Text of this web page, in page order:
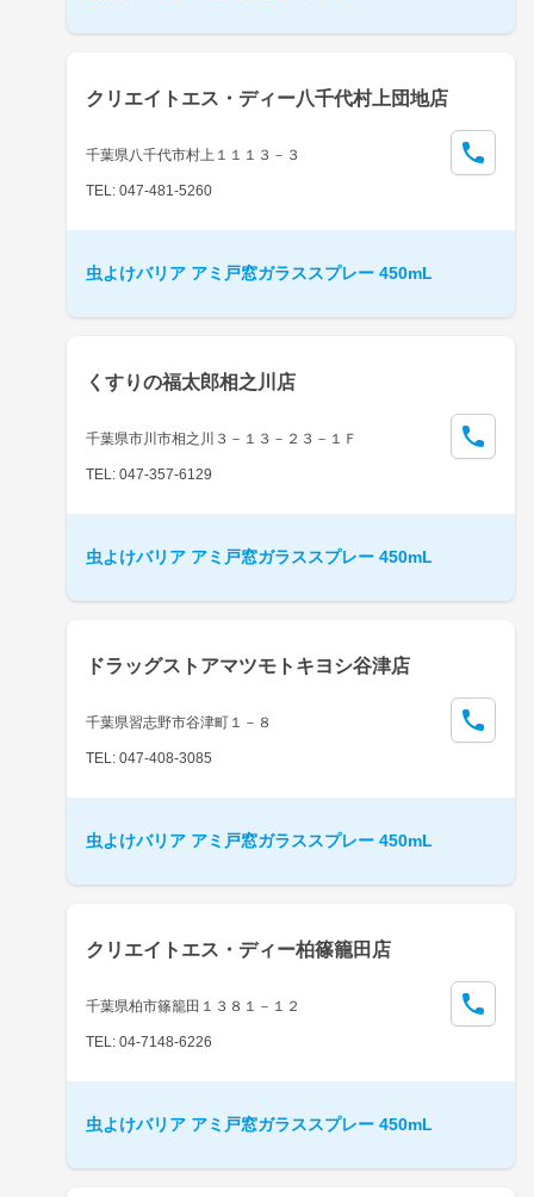
クリエイトエス・ディー八千代村上団地店
千葉県八千代市村上１１１３－３
TEL: 047-481-5260
虫よけバリア アミ戸窓ガラススプレー 450mL
くすりの福太郎相之川店
千葉県市川市相之川３－１３－２３－１Ｆ
TEL: 047-357-6129
虫よけバリア アミ戸窓ガラススプレー 450mL
ドラッグストアマツモトキヨシ谷津店
千葉県習志野市谷津町１－８
TEL: 047-408-3085
虫よけバリア アミ戸窓ガラススプレー 450mL
クリエイトエス・ディー柏篠籠田店
千葉県柏市篠籠田１３８１－１２
TEL: 04-7148-6226
虫よけバリア アミ戸窓ガラススプレー 450mL